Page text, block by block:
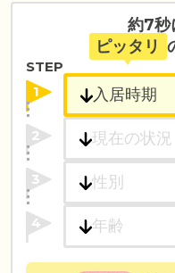
約7秒
ピッタリ
STEP
1
2
3
4